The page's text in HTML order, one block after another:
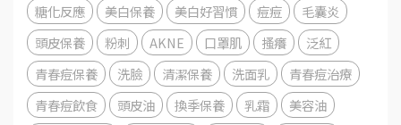
糖化反應
美白保養 美白好習慣 痘痘
毛囊炎
頭皮保養
粉刺 AKNE 口罩肌 搔癢
泛紅
青春痘保養
洗臉 清潔保養 洗面乳
青春痘治療
青春痘飲食
頭皮油 換季保養 乳霜
美容油